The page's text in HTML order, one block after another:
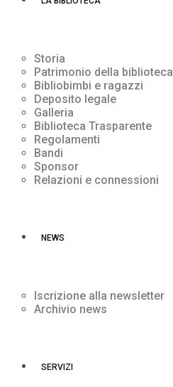
Storia
Patrimonio della biblioteca
Bibliobimbi e ragazzi
Deposito legale
Galleria
Biblioteca Trasparente
Regolamenti
Bandi
Sponsor
Relazioni e connessioni
NEWS
Iscrizione alla newsletter
Archivio news
SERVIZI